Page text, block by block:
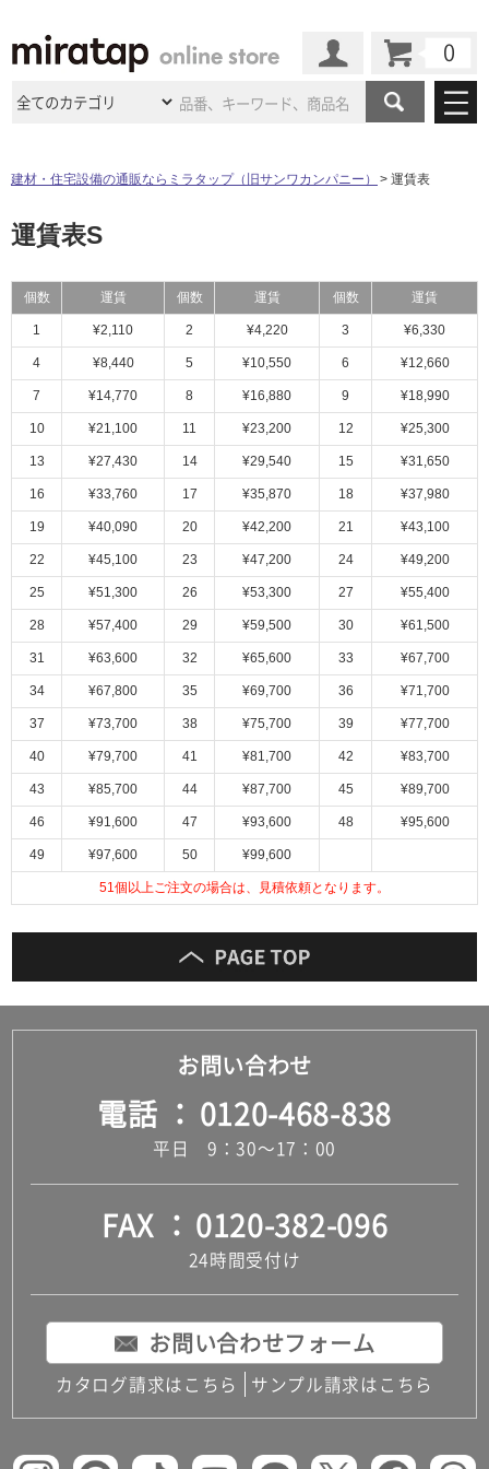
商品カテゴリ
洗面所・水回り
キッチン 浴室（風呂・バスルー
ム）・
トイレ
ドア（扉）・
建具・玄関
扉
エクステリア（外構）
ウッドデッキ フローリング・床材
収納 インテリア・
照明 ペット用品
内装用建材 パネル・壁材
ロートアイアン 天然石・石材
メンテナンス・ 施工材 新商品
ミラタップのあるくらし お客様訪問インタビュー
店舗・施設事例
ショールームのご案内 東京ショールーム
大阪 ショールーム 仙台 ショールーム
名古屋 ショールーム 京都 ショールーム
福岡ショールーム 札幌スマートショールー
ム
横浜スマートショールー
ム
ウェルビーみのお HDC
BOX
サポート
ご利用ガイド 初めての方へ
よくある質問 お問い合わせ
修理お問い合わせ クレーム公開
説明書・図面検索 水まわり3年保証
お役立ち情報 住まいの
スタイリング
アイデア
ミラタップチャンネル
オンライン相談
その他サービス
ミラタップと創る家
ASOLIE
工事会社紹介Coziコンシ
ェルジュ
自分らしい家づくり
SUVACO
最高のリノベ会社がみつ
かるリノベりす
建材・住宅設備の通販ならミラタップ（旧サンワカンパニー） 運賃表
運賃表S
個数 運賃 個数 運賃 個数 運賃
1 ¥2,110 2 ¥4,220 3 ¥6,330
4 ¥8,440 5 ¥10,550 6 ¥12,660
7 ¥14,770 8 ¥16,880 9 ¥18,990
10 ¥21,100 11 ¥23,200 12 ¥25,300
13 ¥27,430 14 ¥29,540 15 ¥31,650
16 ¥33,760 17 ¥35,870 18 ¥37,980
19 ¥40,090 20 ¥42,200 21 ¥43,100
22 ¥45,100 23 ¥47,200 24 ¥49,200
25 ¥51,300 26 ¥53,300 27 ¥55,400
28 ¥57,400 29 ¥59,500 30 ¥61,500
31 ¥63,600 32 ¥65,600 33 ¥67,700
34 ¥67,800 35 ¥69,700 36 ¥71,700
37 ¥73,700 38 ¥75,700 39 ¥77,700
40 ¥79,700 41 ¥81,700 42 ¥83,700
43 ¥85,700 44 ¥87,700 45 ¥89,700
46 ¥91,600 47 ¥93,600 48 ¥95,600
49 ¥97,600 50 ¥99,600
51 個以上ご注文の場合は、見積依頼となります。
お問い合わせ
電話 0120-468-838
平日 9：30～17：00
FAX 0120-382-096
24時間受付け
お問い合わせフォーム
カタログ請求はこちら サンプル請求はこちら